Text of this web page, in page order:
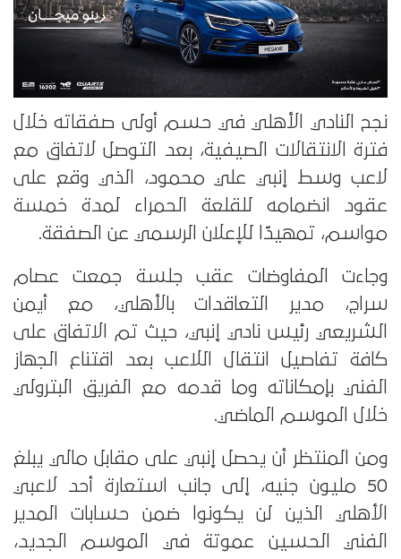
نجح النادي الأهلي في حسم أولى صفقاته خلال
فترة الانتقالات الصيفية، بعد التوصل لاتفاق مع
لاعب وسط إنبي علي محمود، الذي وقع على
عقود انضمامه للقلعة الحمراء لمدة خمسة
مواسم، تمهيدًا للإعلان الرسمي عن الصفقة.
وجاءت المفاوضات عقب جلسة جمعت عصام
سراج، مدير التعاقدات بالأهلي، مع أيمن
الشريعي رئيس نادي إنبي، حيث تم الاتفاق على
كافة تفاصيل انتقال اللاعب بعد اقتناع الجهاز
الفني بإمكاناته وما قدمه مع الفريق البترولي
خلال الموسم الماضي.
ومن المنتظر أن يحصل إنبي على مقابل مالي يبلغ
50 مليون جنيه، إلى جانب استعارة أحد لاعبي
الأهلي الذين لن يكونوا ضمن حسابات المدير
الفني الحسين عموتة في الموسم الجديد،